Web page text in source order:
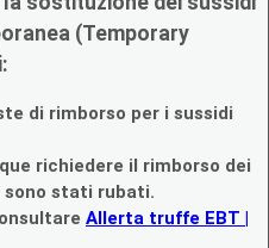
(Temporary
di rimborso per i sussidi
richiedere il rimborso dei
stati rubati.
Allerta truffe EBT |